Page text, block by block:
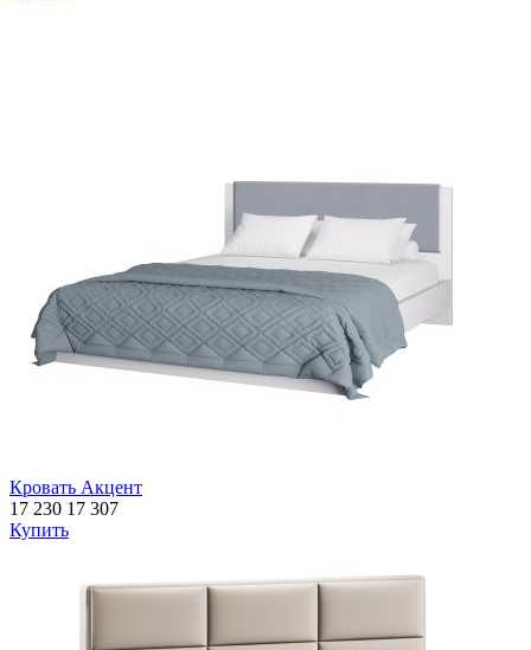
Кровать Акцент
17 230 17 307
Купить